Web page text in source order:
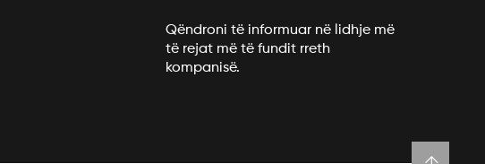
Qëndroni të informuar në lidhje më
të rejat më të fundit rreth
kompanisë.